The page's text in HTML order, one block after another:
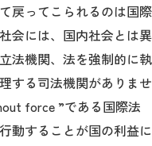
戻ってこられるのは国際
会には、国内社会とは異
法機関、法を強制的に執
する司法機関がありませ
force ”である国際法
動することが国の利益に